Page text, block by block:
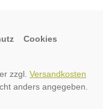
Cookies
zzgl. Versandkosten
anders angegeben.